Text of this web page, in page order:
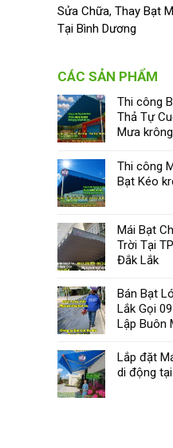
Sửa Chữa, Thay Bạt
Tại Bình Dương
CÁC SẢN PHẨM
Thi công
Thả Tự
Mưa
Thi công
Bạt Kéo
Mái Bạt
Trời Tại
Đắk Lắk
Bán Bạt
Lắk Gọi
Lập Buôn
Lắp đặt
di động